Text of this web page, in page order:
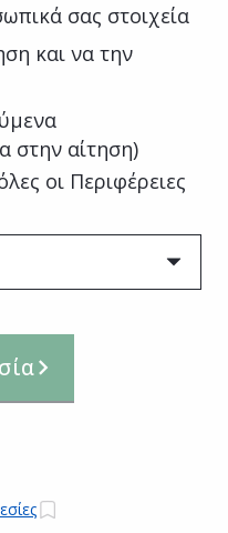
σας στοιχεία
και να την
στην αίτηση)
οι Περιφέρειες